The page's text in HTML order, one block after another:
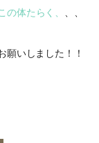
体たらく、
願いしました！！